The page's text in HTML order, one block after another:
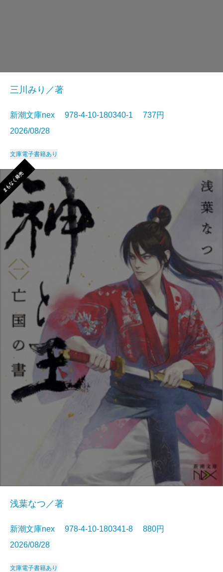
三川みり／著
新潮文庫nex 978-4-10-180340-1 737円
2026/08/28
文庫電子書籍あり
まもなく発売
浅葉なつ／著
新潮文庫nex 978-4-10-180341-8 880円
2026/08/28
文庫電子書籍あり